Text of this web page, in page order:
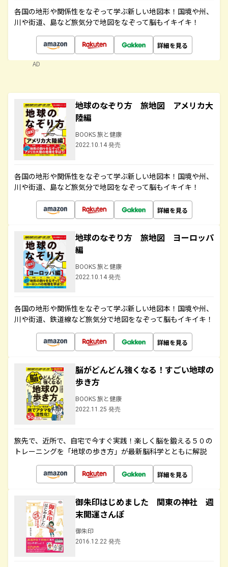
各国の地形や関係性をなぞって学ぶ新しい地図本！国境や州、
川や街道、島など旅気分で地図をなぞって脳もイキイキ！
詳細を見る
AD
地球のなぞり方 旅地図 アメリカ大
陸編
BOOKS 旅と健康
2022.10.14 発売
各国の地形や関係性をなぞって学ぶ新しい地図本！国境や州、
川や街道、島など旅気分で地図をなぞって脳もイキイキ！
詳細を見る
地球のなぞり方 旅地図 ヨーロッパ
編
BOOKS 旅と健康
2022.10.14 発売
各国の地形や関係性をなぞって学ぶ新しい地図本！国境や州、
川や街道、鉄道線など旅気分で地図をなぞって脳もイキイキ！
詳細を見る
脳がどんどん強くなる！すごい地球の
歩き方
BOOKS 旅と健康
2022.11.25 発売
旅先で、近所で、自宅で今すぐ実践！楽しく脳を鍛える５０の
トレーニングを「地球の歩き方」が最新脳科学とともに解説
詳細を見る
御朱印はじめました 関東の神社 週
末開運さんぽ
御朱印
2016.12.22 発売